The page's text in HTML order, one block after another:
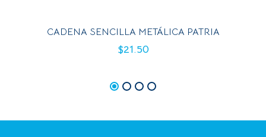
CADENA SENCILLA METÁLICA PATRIA
$21.50